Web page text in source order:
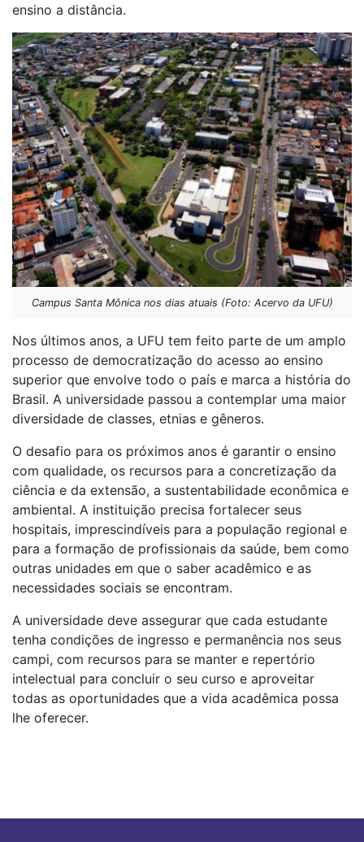
ensino a distância.
Campus Santa Mônica nos dias atuais (Foto: Acervo da UFU)
Nos últimos anos, a UFU tem feito parte de um amplo
processo de democratização do acesso ao ensino
superior que envolve todo o país e marca a história do
Brasil. A universidade passou a contemplar uma maior
diversidade de classes, etnias e gêneros.
O desafio para os próximos anos é garantir o ensino
com qualidade, os recursos para a concretização da
ciência e da extensão, a sustentabilidade econômica e
ambiental. A instituição precisa fortalecer seus
hospitais, imprescindíveis para a população regional e
para a formação de profissionais da saúde, bem como
outras unidades em que o saber acadêmico e as
necessidades sociais se encontram.
A universidade deve assegurar que cada estudante
tenha condições de ingresso e permanência nos seus
campi, com recursos para se manter e repertório
intelectual para concluir o seu curso e aproveitar
todas as oportunidades que a vida acadêmica possa
lhe oferecer.